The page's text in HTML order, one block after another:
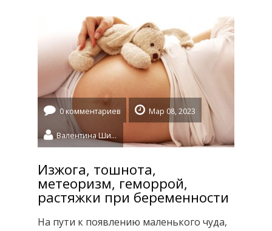
0 комментариев Мар 08, 2023
Валентина Шидловская
Изжога, тошнота,
метеоризм, геморрой,
растяжки при беременности
На пути к появлению маленького чуда,